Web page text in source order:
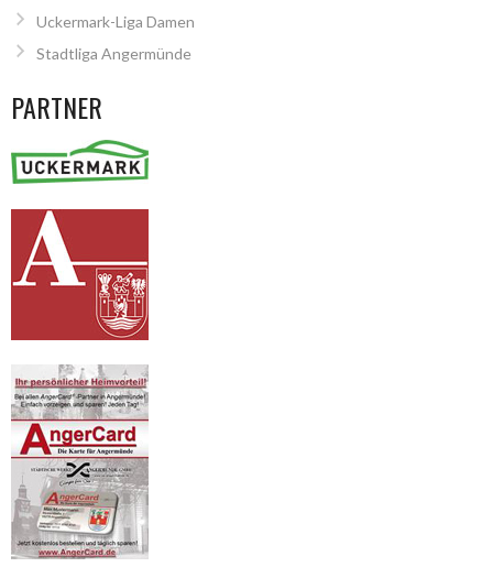
Uckermark-Liga Damen
Stadtliga Angermünde
PARTNER